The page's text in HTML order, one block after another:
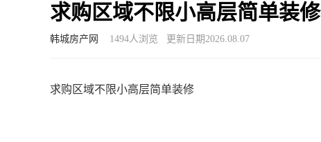
求购区域不限小高层简单装修
韩城房产网 1494人浏览 更新日期2026.08.07
求购区域不限小高层简单装修